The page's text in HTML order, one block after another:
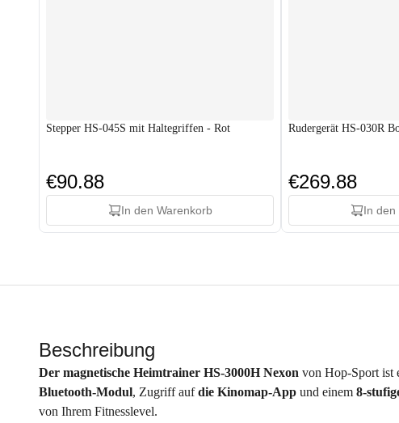
Stepper HS-045S mit Haltegriffen - Rot
€90.88
In den Warenkorb
Rudergerät HS-030R
€269.88
In den
Beschreibung
Der magnetische Heimtrainer HS-3000H Nexon von Hop-Sport ist
Bluetooth-Modul, Zugriff aufdie Kinomap-App und einem 8-
von Ihrem Fitnesslevel.